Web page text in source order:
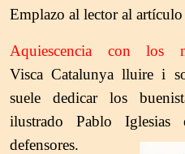
Emplazo al lector al artículo
Aquiescencia con los
Visca Catalunya lluire i
suele dedicar los
ilustrado Pablo
defensores.